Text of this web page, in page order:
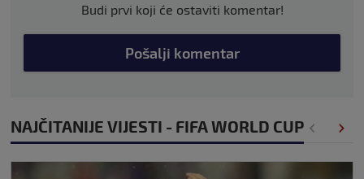
Budi prvi koji će ostaviti komentar!
Pošalji komentar
NAJČITANIJE VIJESTI - FIFA WORLD CUP